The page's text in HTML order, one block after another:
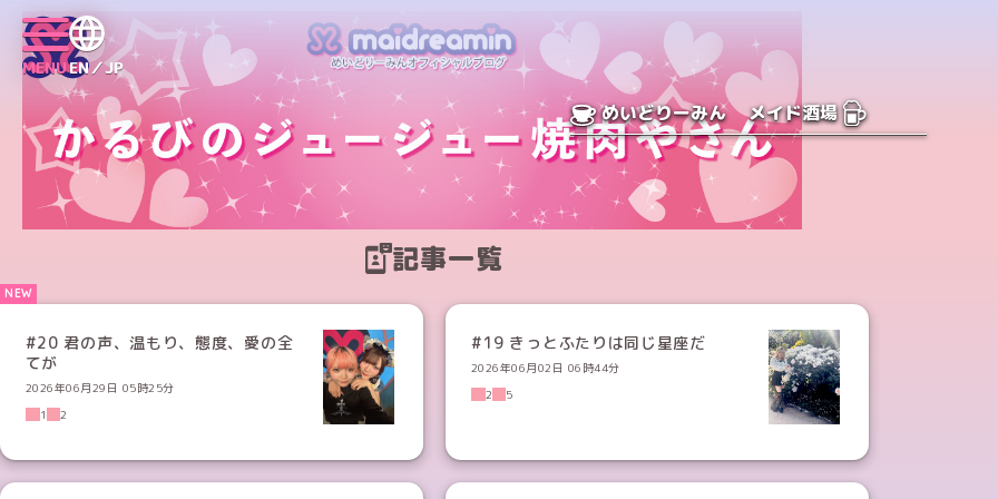
MENUEN／JP
めいどりーみん メイド酒場
記事一覧
#20 君の声、温もり、態度、愛の全
てが
2026年06月29日 05時25分
1
2
#19 きっとふたりは同じ星座だ
2026年06月02日 06時44分
2
5